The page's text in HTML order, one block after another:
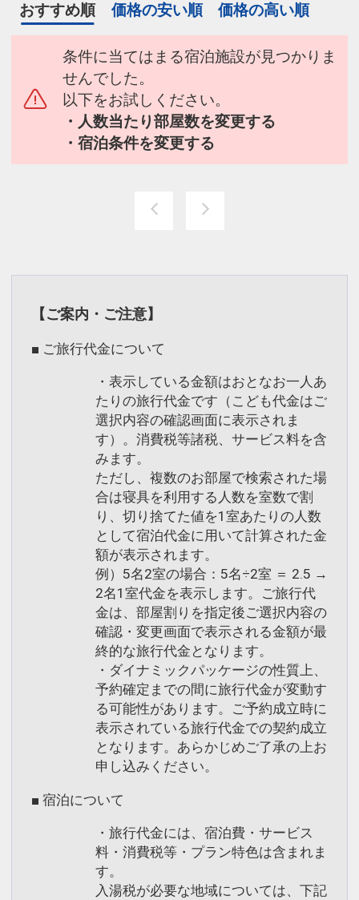
おすすめ順
価格の安い順 価格の高い順
条件に当てはまる宿泊施設が見つかりま
せんでした。
以下をお試しください。
・人数当たり部屋数を変更する
・宿泊条件を変更する
【ご案内・ご注意】
■ ご旅行代金について
・表示している金額はおとなお一人あ
たりの旅行代金です（こども代金はご
選択内容の確認画面に表示されま
す）。消費税等諸税、サービス料を含
みます。
ただし、複数のお部屋で検索された場
合は寝具を利用する人数を室数で割
り、切り捨てた値を1室あたりの人数
として宿泊代金に用いて計算された金
額が表示されます。
例）5名2室の場合：5名÷2室 ＝ 2.5 →
2名1室代金を表示します。ご旅行代
金は、部屋割りを指定後ご選択内容の
確認・変更画面で表示される金額が最
終的な旅行代金となります。
・ダイナミックパッケージの性質上、
予約確定までの間に旅行代金が変動す
る可能性があります。ご予約成立時に
表示されている旅行代金での契約成立
となります。あらかじめご了承の上お
申し込みください。
■ 宿泊について
・旅行代金には、宿泊費・サービス
料・消費税等・プラン特色は含まれま
す。
入湯税が必要な地域については、下記